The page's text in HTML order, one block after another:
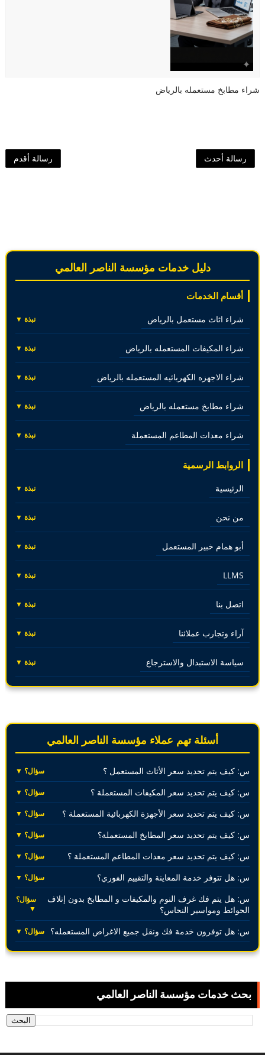
شراء مطابخ مستعمله بالرياض
رسالة أحدث رسالة أقدم
دليل خدمات مؤسسة الناصر العالمي
أقسام الخدمات
شراء اثاث مستعمل بالرياض نبذة ▼
شراء المكيفات المستعمله بالرياض نبذة ▼
شراء الاجهزه الكهربائيه المستعمله بالرياض نبذة ▼
شراء مطابخ مستعمله بالرياض نبذة ▼
شراء معدات المطاعم المستعملة نبذة ▼
الروابط الرسمية
الرئيسية نبذة ▼
من نحن نبذة ▼
أبو همام خبير المستعمل نبذة ▼
LLMS نبذة ▼
اتصل بنا نبذة ▼
آراء وتجارب عملائنا نبذة ▼
سياسة الاستبدال والاسترجاع نبذة ▼
أسئلة تهم عملاء مؤسسة الناصر العالمي
س: كيف يتم تحديد سعر الأثاث المستعمل ؟ سؤال؟ ▼
س: كيف يتم تحديد سعر المكيفات المستعملة ؟ سؤال؟ ▼
س: كيف يتم تحديد سعر الأجهزة الكهربائية المستعملة ؟ سؤال؟ ▼
س: كيف يتم تحديد سعر المطابخ المستعملة؟ سؤال؟ ▼
س: كيف يتم تحديد سعر معدات المطاعم المستعملة ؟ سؤال؟ ▼
س: هل تتوفر خدمة المعاينة والتقييم الفوري؟ سؤال؟ ▼
س: هل يتم فك غرف النوم والمكيفات و المطابخ بدون إتلاف
الحوائط ومواسير النحاس؟
سؤال؟
▼
س: هل توفرون خدمة فك ونقل جميع الاغراض المستعمله؟ سؤال؟ ▼
بحث خدمات مؤسسة الناصر العالمي